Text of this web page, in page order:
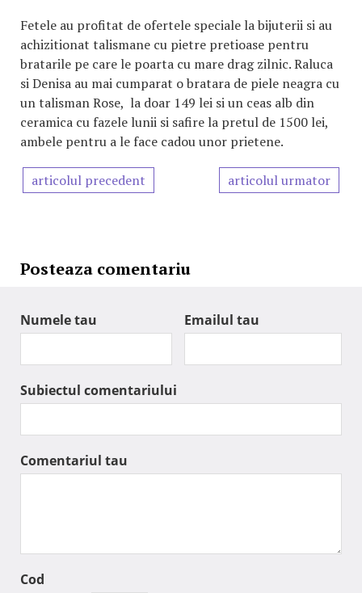
Fetele au profitat de ofertele speciale la bijuterii si au
achizitionat talismane cu pietre pretioase pentru
bratarile pe care le poarta cu mare drag zilnic. Raluca
si Denisa au mai cumparat o bratara de piele neagra cu
un talisman Rose, la doar 149 lei si un ceas alb din
ceramica cu fazele lunii si safire la pretul de 1500 lei,
ambele pentru a le face cadou unor prietene.
articolul precedent articolul urmator
Posteaza comentariu
Numele tau Emailul tau
Subiectul comentariului
Comentariul tau
Cod